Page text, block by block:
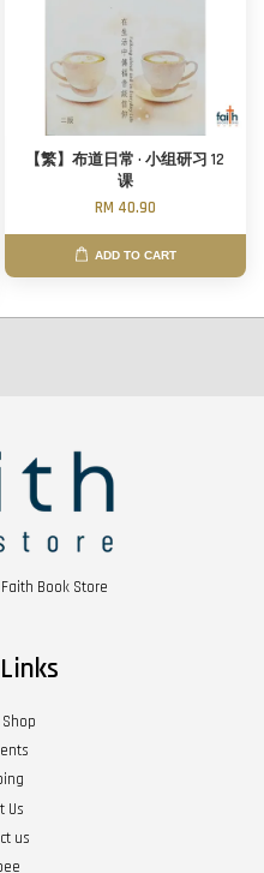
【繁】布道日常 · 小组研习 12
课
RM 40.90
ADD TO CART
Book Store
Us
us